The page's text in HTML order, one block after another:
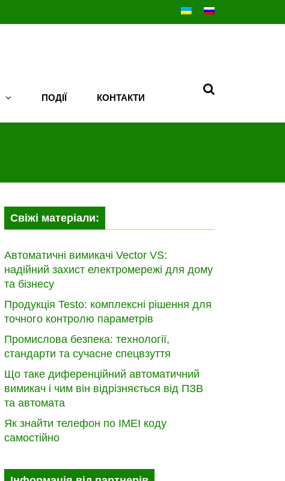
ПОДІЇ КОНТАКТИ
Свіжі матеріали:
Автоматичні вимикачі Vector VS:
надійний захист електромережі для дому
та бізнесу
Продукція Testo: комплексні рішення для
точного контролю параметрів
Промислова безпека: технології,
стандарти та сучасне спецвзуття
Що таке диференційний автоматичний
вимикач і чим він відрізняється від ПЗВ
та автомата
Як знайти телефон по IMEI коду
самостійно